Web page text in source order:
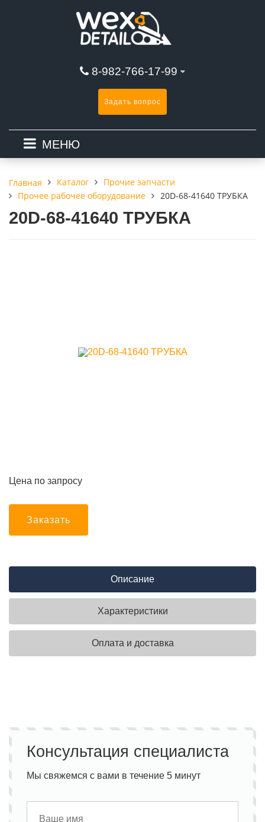
8-982-766-17-99
Задать вопрос
МЕНЮ
Главная Каталог
Прочие запчасти
Прочее рабочее оборудование
20D-68-41640 ТРУБКА
20D-68-41640 ТРУБКА
Цена по запросу
Заказать
Описание
Характеристики
Оплата и доставка
Консультация специалиста
Мы свяжемся с вами в течение 5 минут